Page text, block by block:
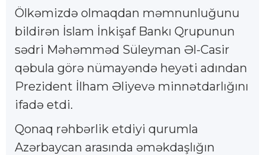
Ölkəmizdə olmaqdan məmnunluğunu
bildirən İslam İnkişaf Bankı Qrupunun
sədri Məhəmməd Süleyman Əl-Casir
qəbula görə nümayəndə heyəti adından
Prezident İlham Əliyevə minnətdarlığını
ifadə etdi.
Qonaq rəhbərlik etdiyi qurumla
Azərbaycan arasında əməkdaşlığın